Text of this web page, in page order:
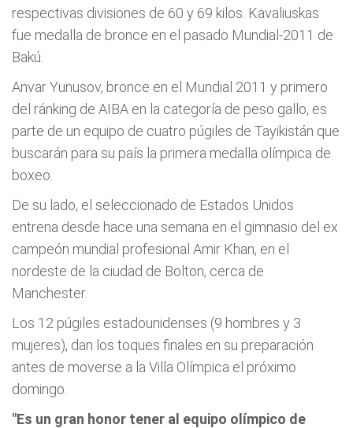
respectivas divisiones de 60 y 69 kilos. Kavaliuskas
fue medalla de bronce en el pasado Mundial-2011 de
Bakú.
Anvar Yunusov, bronce en el Mundial 2011 y primero
del ránking de AIBA en la categoría de peso gallo, es
parte de un equipo de cuatro púgiles de Tayikistán que
buscarán para su país la primera medalla olímpica de
boxeo.
De su lado, el seleccionado de Estados Unidos
entrena desde hace una semana en el gimnasio del ex
campeón mundial profesional Amir Khan, en el
nordeste de la ciudad de Bolton, cerca de
Manchester.
Los 12 púgiles estadounidenses (9 hombres y 3
mujeres), dan los toques finales en su preparación
antes de moverse a la Villa Olímpica el próximo
domingo.
"Es un gran honor tener al equipo olímpico de